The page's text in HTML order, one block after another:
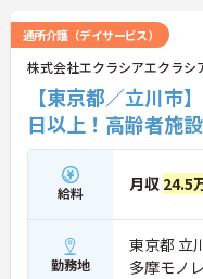
◆施設ごとの課題を話し
グ」や、利用者様へのケ
ァレンス」を実施してい
係なく意見交換を行い、
ラットな関係性です。ま
じて「良いケア・悪いケ
職員全員が安心して働け
づくりに取り組んでいます
通所介護（デイサービス）
株式会社エクラシアエクラシ
【東京都／立川
日以上！高齢者施
給料 月収 24.5
勤務地
東京都 立
多摩モノ